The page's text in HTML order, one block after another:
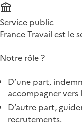
Service public
France Travail est le
Notre rôle ?
D’une part,
accompagner vers
D’autre part,
recrutements.